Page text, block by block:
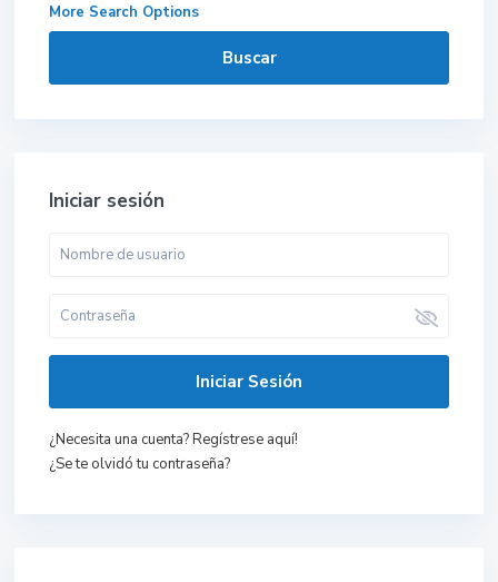
More Search Options
Buscar
Iniciar sesión
Iniciar Sesión
¿Necesita una cuenta? Regístrese aquí!
¿Se te olvidó tu contraseña?